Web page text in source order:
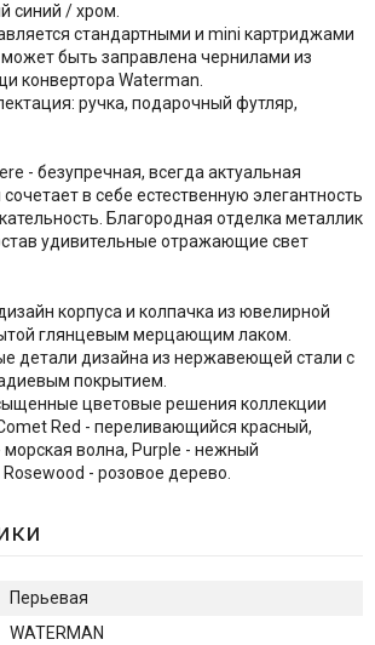
синий / хром.
стандартными и mini картриджами
быть заправлена чернилами из
конвертора Waterman.
ручка, подарочный футляр,
- безупречная, всегда актуальная
в себе естественную элегантность
Благородная отделка металлик
удивительные отражающие свет
корпуса и колпачка из ювелирной
глянцевым мерцающим лаком.
детали дизайна из нержавеющей стали с
покрытием.
цветовые решения коллекции
Red - переливающийся красный,
морская волна, Purple - нежный
- розовое дерево.
Перьевая
WATERMAN